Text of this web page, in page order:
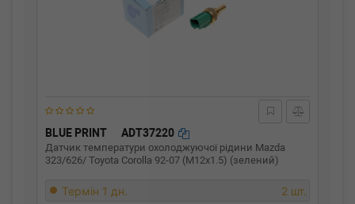
BLUE PRINT ADT37220
Датчик температури охолоджуючої рідини Mazda
323/626/ Toyota Corolla 92-07 (M12x1.5) (зелений)
Термін 1 дн. 2 шт.